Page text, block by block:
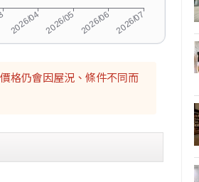
格仍會因屋況、條件不同而